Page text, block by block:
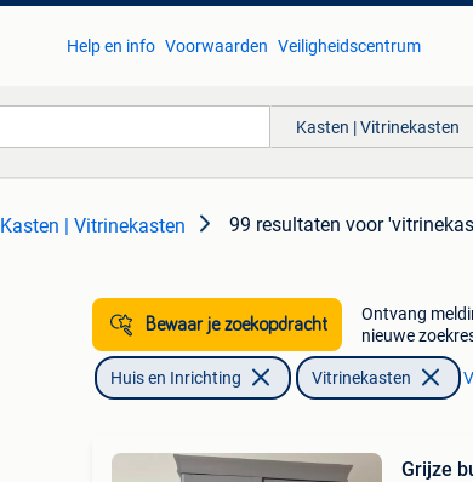
Help en info Voorwaarden Veiligheidscentrum
Kasten | Vitrinekasten
Kasten | Vitrinekasten 99 resultaten voor
Bewaar je zoekopdracht
Ontvang
nieuwe
Huis en Inrichting Vitrinekasten
Grijze